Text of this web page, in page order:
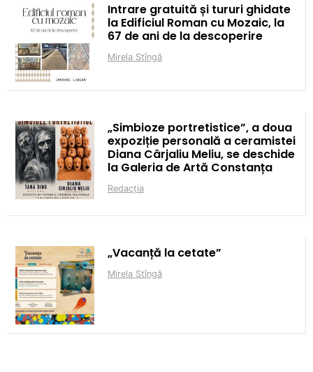
Intrare gratuită și tururi ghidate
la Edificiul Roman cu Mozaic, la
67 de ani de la descoperire
Mirela Stîngă
„Simbioze portretistice”, a doua
expoziție personală a ceramistei
Diana Cârjaliu Meliu, se deschide
la Galeria de Artă Constanța
Redacția
„Vacanță la cetate”
Mirela Stîngă